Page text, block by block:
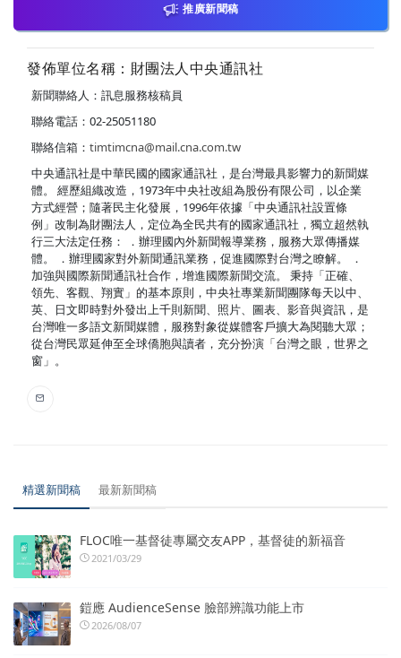
推廣新聞稿
發佈單位名稱：財團法人中央通訊社
新聞聯絡人：訊息服務核稿員
聯絡電話：02-25051180
聯絡信箱： timtimcna@mail.cna.com.tw
中央通訊社是中華民國的國家通訊社，是台灣最具影響力的新聞媒
體。 經歷組織改造，1973年中央社改組為股份有限公司，以企業
方式經營；隨著民主化發展，1996年依據「中央通訊社設置條
例」改制為財團法人，定位為全民共有的國家通訊社，獨立超然執
行三大法定任務： ．辦理國內外新聞報導業務，服務大眾傳播媒
體。 ．辦理國家對外新聞通訊業務，促進國際對台灣之瞭解。 ．
加強與國際新聞通訊社合作，增進國際新聞交流。 秉持「正確、
領先、客觀、翔實」的基本原則，中央社專業新聞團隊每天以中、
英、日文即時對外發出上千則新聞、照片、圖表、影音與資訊，是
台灣唯一多語文新聞媒體，服務對象從媒體客戶擴大為閱聽大眾；
從台灣民眾延伸至全球僑胞與讀者，充分扮演「台灣之眼，世界之
窗」。
精選新聞稿 最新新聞稿
FLOC唯一基督徒專屬交友APP，基督徒的新福音
2021/03/29
鎧應 AudienceSense 臉部辨識功能上市
2026/08/07